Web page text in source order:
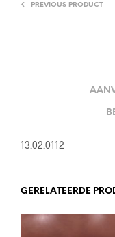
PREVIOUS PRODUCT
13.02.0112
GERELATEERDE